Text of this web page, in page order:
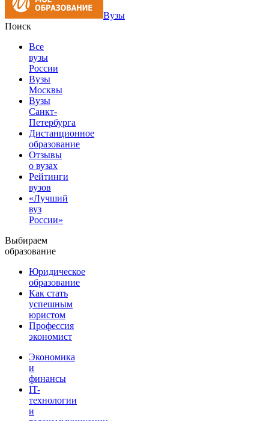
Вузы
Поиск
Все
вузы
России
Вузы
Москвы
Вузы
Санкт-
Петербурга
Дистанционное
образование
Отзывы
о вузах
Рейтинги
вузов
«Лучший
вуз
России»
Выбираем
образование
Юридическое
образование
Как стать
успешным
юристом
Профессия
экономист
Экономика
и
финансы
IT-
технологии
и